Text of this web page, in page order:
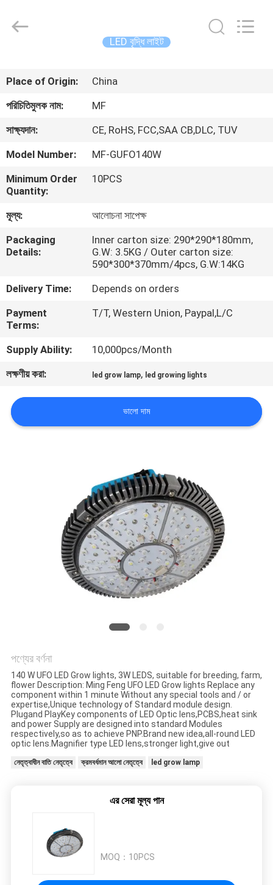
পণ্য
আমাদের
কারখানা
মান
নিয়ন্ত্রণ
যোগাযোগ
উদ্ধৃতির
PRIVACY
Lighting
Co.,Ltd..
LED বৃদ্ধি লাইট
Place of Origin:
China
পরিচিতিমুলক নাম:
MF
সাক্ষ্যদান:
CE, RoHS, FCC,SAA CB,DLC, TUV
Model Number:
MF-GUFO140W
Minimum Order
Quantity:
10PCS
মূল্য:
আলোচনা সাপেক্ষ
Packaging
Details:
Inner carton size: 290*290*180mm,
G.W: 3.5KG / Outer carton size:
590*300*370mm/4pcs, G.W:14KG
Delivery Time:
Depends on orders
Payment
Terms:
T/T, Western Union, Paypal,L/C
Supply Ability:
10,000pcs/Month
লক্ষণীয় করা:
led grow lamp, led growing lights
ভালো দাম
পণ্যের বর্ণনা
140 W UFO LED Grow lights, 3W LEDS, suitable for breeding, farm,
flower Description: Ming Feng UFO LED Grow lights Replace any
component within 1 minute Without any special tools and / or
expertise,Unique technology of Standard module design.
Plugand PlayKey components of LED Optic lens,PCBS,heat sink
and power Supply are designed into standard Modules
respectively,so as to achieve PNP.Brand new idea,all-round LED
optic lens.Magnifier type LED lens,stronger light,give out
নেতৃত্বাধীন বাতি নেতৃত্বে ক্রমবর্ধমান আলো নেতৃত্বে led grow lamp
এর সেরা মূল্য পান
MOQ： 10PCS